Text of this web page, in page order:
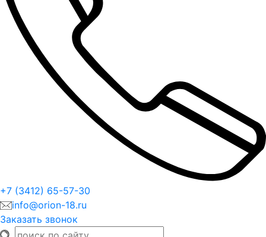
+7 (3412) 65-57-30
info@orion-18.ru
Заказать звонок